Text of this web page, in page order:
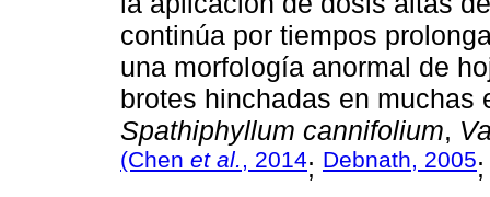
continúa por tiempos
una morfología anormal de
brotes hinchadas en muchas
Spathiphyllum cannifolium,
(Chen et al., 2014; Debnath, 2005